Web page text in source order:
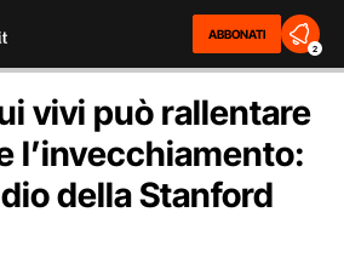
ABBONATI
2
vivi può rallentare
l’invecchiamento:
della Stanford